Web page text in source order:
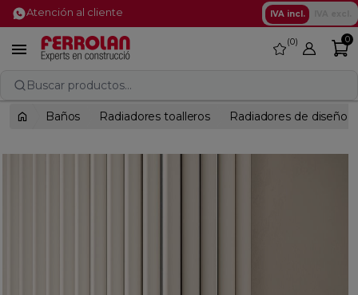
Atención al cliente IVA incl.
 favorite
0 0
Buscar productos...
Baños Radiadores toalleros Radiadores de diseño